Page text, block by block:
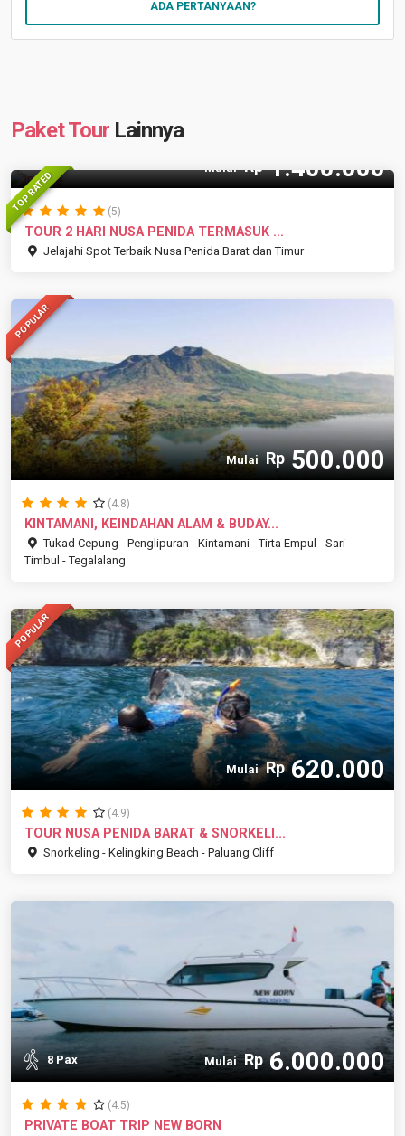
ADA PERTANYAAN?
Paket Tour Lainnya
TOP RATED
Mulai Rp1.400.000
(5)
TOUR 2 HARI NUSA PENIDA TERMASUK ...
Jelajahi Spot Terbaik Nusa Penida Barat dan Timur
POPULAR
Mulai Rp500.000
(4.8)
KINTAMANI, KEINDAHAN ALAM & BUDAY...
Tukad Cepung - Penglipuran - Kintamani - Tirta Empul - Sari
Timbul - Tegalalang
POPULAR
Mulai Rp620.000
(4.9)
TOUR NUSA PENIDA BARAT & SNORKELI...
Snorkeling - Kelingking Beach - Paluang Cliff
8 Pax Mulai Rp6.000.000
(4.5)
PRIVATE BOAT TRIP NEW BORN